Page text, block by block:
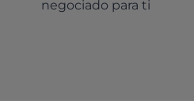
negociado para ti